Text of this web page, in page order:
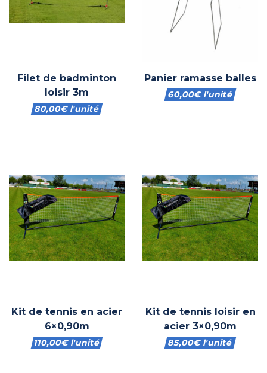
Filet de badminton
loisir 3m
80,00€l'unité
Panier ramasse balles
60,00€l'unité
Kit de tennis en acier
6×0,90m
110,00€l'unité
Kit de tennis loisir en
acier 3×0,90m
85,00€l'unité